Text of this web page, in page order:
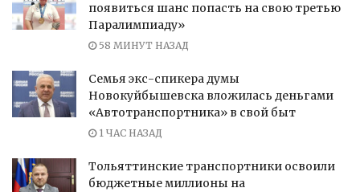
появиться шанс попасть на свою третью
Паралимпиаду»
58 МИНУТ НАЗАД
Семья экс-спикера думы
Новокуйбышевска вложилась деньгами
«Автотранспортника» в свой быт
1 ЧАС НАЗАД
Тольяттинские транспортники освоили
бюджетные миллионы на